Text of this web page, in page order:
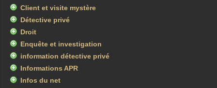
Client et visite mystère
Détective privé
Droit
Enquête et investigation
information détective privé
Informations APR
Infos du net